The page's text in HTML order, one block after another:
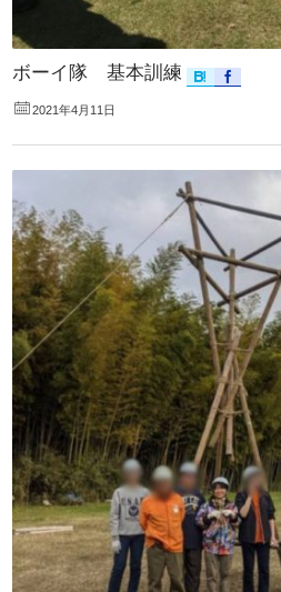
ボーイ隊 基本訓練
2021年4月11日